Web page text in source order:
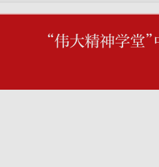
“伟大精神学堂